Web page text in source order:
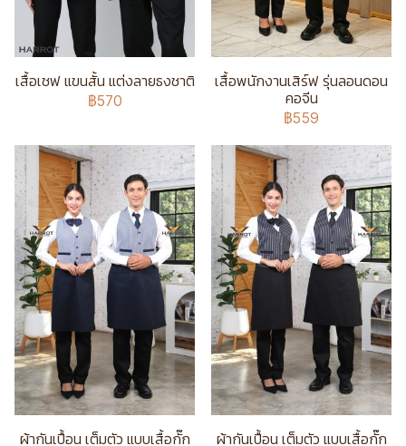
เสื้อเชฟ แขนสั้น แต่งลายธงชาติ
฿570
เสื้อพนักงานเสิร์ฟ รุ่นลอนดอน
คอจีน
฿559
ผ้ากันเปื้อน เต็มตัว แบบเสื้อกั๊ก ผ้ากันเปื้อน เต็มตัว แบบเสื้อกั๊ก